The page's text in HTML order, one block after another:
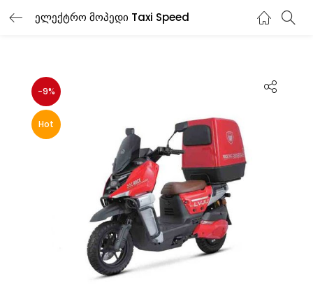
ელექტრო მოპედი Taxi Speed
-9%
Hot